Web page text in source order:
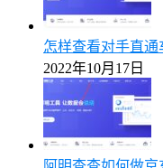
怎样查看对手直
2022年10月17日